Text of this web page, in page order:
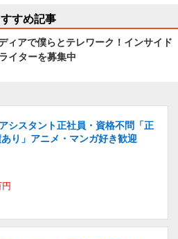
すめ記事
ィアで僕らとテレワーク！インサイド
イターを募集中
シスタント正社員・資格不問「正
り」アニメ・マンガ好き歓迎